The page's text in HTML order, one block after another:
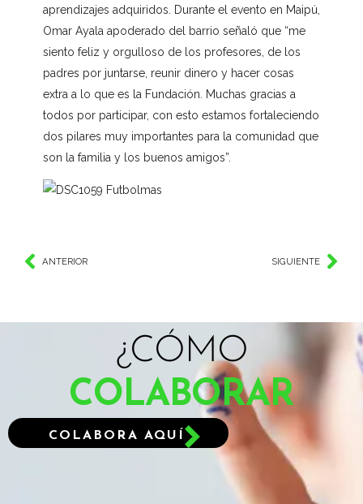
aprendizajes adquiridos. Durante el evento en Maipú,
Omar Ayala apoderado del barrio señaló que “me
siento feliz y orgulloso de los profesores, de los
padres por juntarse, reunir dinero y hacer cosas
extra a lo que es la Fundación. Muchas gracias a
todos por participar, con esto estamos fortaleciendo
dos pilares muy importantes para la comunidad que
son la familia y los buenos amigos”.
ANTERIOR SIGUIENTE
¿CÓMO
COLABORAR
COLABORA AQUÍ